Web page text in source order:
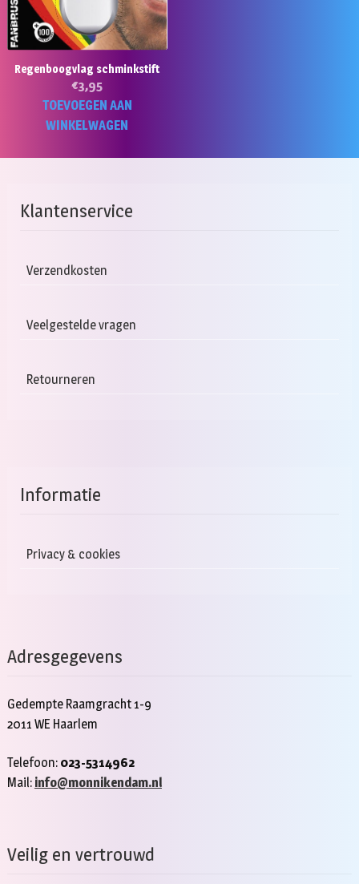
Regenboogvlag schminkstift
€3,95
TOEVOEGEN AAN
WINKELWAGEN
Klantenservice
Verzendkosten
Veelgestelde vragen
Retourneren
Informatie
Privacy & cookies
Adresgegevens
Gedempte Raamgracht 1-9
2011 WE Haarlem
Telefoon: 023-5314962
Mail: info@monnikendam.nl
Veilig en vertrouwd